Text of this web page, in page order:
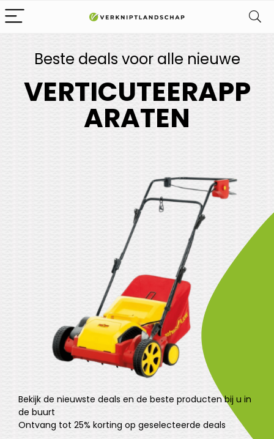
Beste deals voor alle nieuwe
VERTICUTEERAPP
ARATEN
Bekijk de nieuwste deals en de beste producten bij u in
de buurt
Ontvang tot 25% korting op geselecteerde deals